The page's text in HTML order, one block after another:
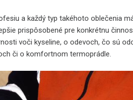
a každý typ takéhoto oblečenia
prispôsobené pre konkrétnu
voči kyseline, o odevoch, čo sú
či o komfortnom termoprádle.